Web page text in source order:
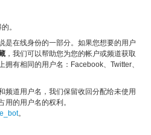
。
是在线身份的一部分。如果您想要的用户
，我们可以帮助您为您的帐户或频道获取
有相同的用户名：Facebook、Twitter、
频道用户名，我们保留收回分配给未使用
用的用户名的权利。
。